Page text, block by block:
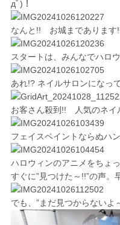
дﾟ)！
なんと!! お城まであります
スタートは、みんなでハロ
あれ!? ネイルサロンになっ
お客さん殺到!! 人気のネイ
フェイスペイントならぬハ
ハロウィンのアニメをちょ
すぐに”見つけた～!!”の声。
でも、”まだ見つからないよ